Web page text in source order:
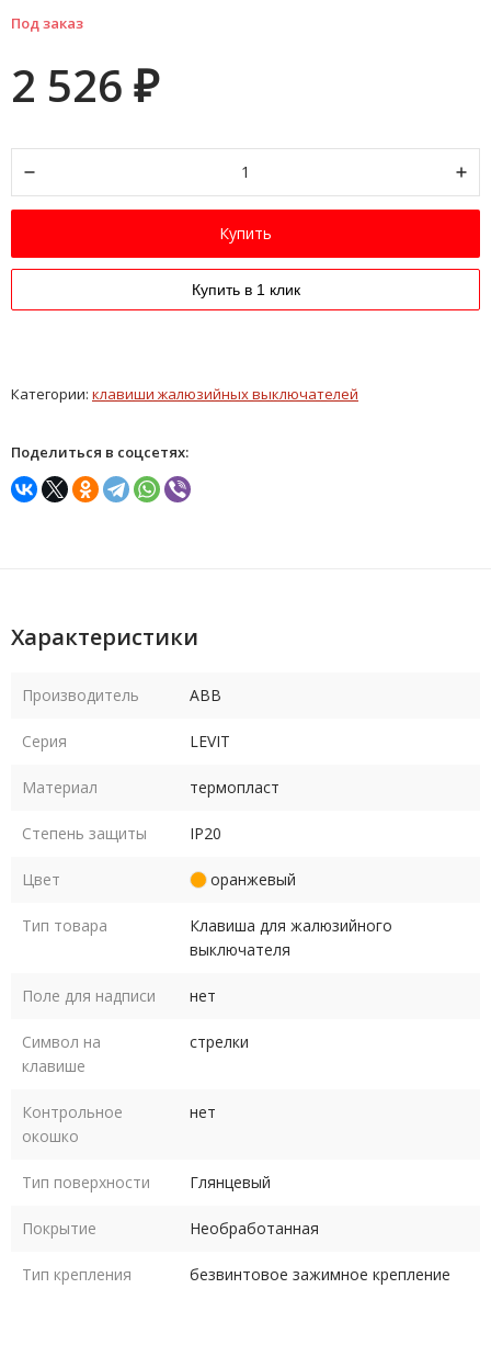
Под заказ
2 526 ₽
Купить
Купить в 1 клик
Категории: клавиши жалюзийных выключателей
Поделиться в соцсетях:
Характеристики
Производитель ABB
Серия LEVIT
Материал термопласт
Степень защиты IP20
Цвет оранжевый
Тип товара
Клавиша для жалюзийного
выключателя
Поле для надписи нет
Символ на
клавише
стрелки
Контрольное
окошко
нет
Тип поверхности Глянцевый
Покрытие Необработанная
Тип крепления безвинтовое зажимное крепление